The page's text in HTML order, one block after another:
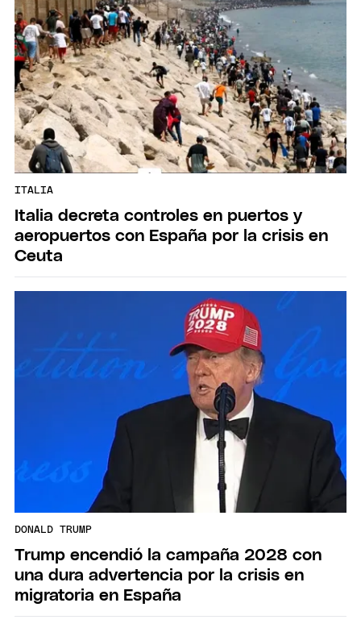
ITALIA
Italia decreta controles en puertos y
aeropuertos con España por la crisis en
Ceuta
DONALD TRUMP
Trump encendió la campaña 2028 con
una dura advertencia por la crisis en
migratoria en España